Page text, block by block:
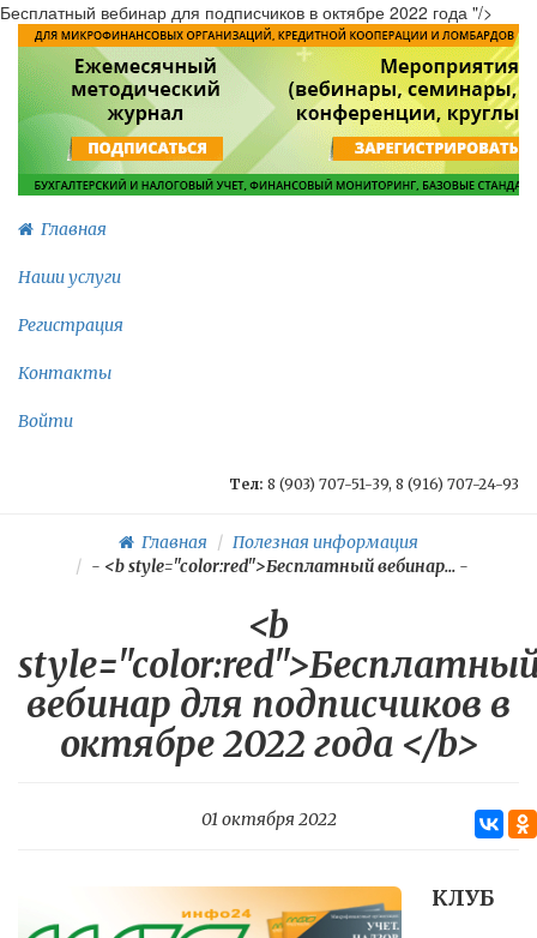
Бесплатный вебинар для подписчиков в октябре 2022 года "/>
Главная
Наши услуги
Регистрация
Контакты
Войти
Тел: 8 (903) 707-51-39, 8 (916) 707-24-93
Главная
Полезная информация
- <b style="color:red">Бесплатный вебинар...-
<b
вебинар для подписчиков в
октябре 2022 года </b>
01 октября 2022
КЛУБ